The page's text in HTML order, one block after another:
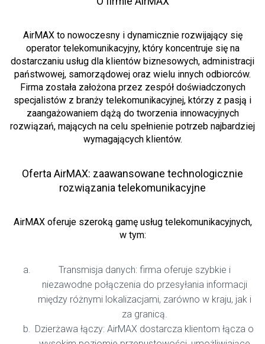
AirMAX to nowoczesny i dynamicznie rozwijający się
operator telekomunikacyjny, który koncentruje się na
dostarczaniu usług dla klientów biznesowych, administracji
państwowej, samorządowej oraz wielu innych odbiorców.
Firma została założona przez zespół doświadczonych
specjalistów z branży telekomunikacyjnej, którzy z pasją i
zaangażowaniem dążą do tworzenia innowacyjnych
rozwiązań, mających na celu spełnienie potrzeb najbardziej
wymagających klientów.
Oferta AirMAX: zaawansowane technologicznie
rozwiązania telekomunikacyjne
AirMAX oferuje szeroką gamę usług telekomunikacyjnych,
w tym:
Transmisja danych: firma oferuje szybkie i
niezawodne połączenia do przesyłania informacji
między różnymi lokalizacjami, zarówno w kraju, jak i
za granicą.
Dzierżawa łączy: AirMAX dostarcza klientom łącza o